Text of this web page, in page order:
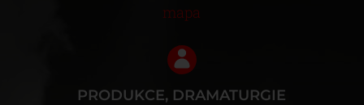
mapa
PRODUKCE, DRAMATURGIE